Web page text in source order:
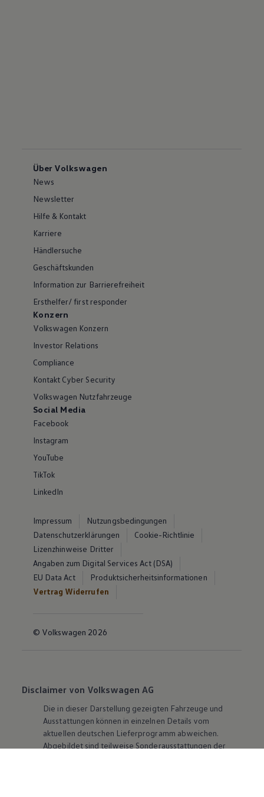
Über Volkswagen
News
Newsletter
Hilfe & Kontakt
Karriere
Händlersuche
Geschäftskunden
Information zur Barrierefreiheit
Ersthelfer/ first responder
Konzern
Volkswagen Konzern
Investor Relations
Compliance
Kontakt Cyber Security
Volkswagen Nutzfahrzeuge
Social Media
Facebook
Instagram
YouTube
TikTok
LinkedIn
Impressum
Nutzungsbedingungen
Datenschutzerklärungen
Cookie-Richtlinie
Lizenzhinweise Dritter
Angaben zum Digital Services Act (DSA)
EU Data Act
Produktsicherheitsinformationen
Vertrag Widerrufen
© Volkswagen 2026
Disclaimer von Volkswagen AG
Die in dieser Darstellung gezeigten Fahrzeuge und
Ausstattungen können in einzelnen Details vom
aktuellen deutschen Lieferprogramm abweichen.
Abgebildet sind teilweise Sonderausstattungen der